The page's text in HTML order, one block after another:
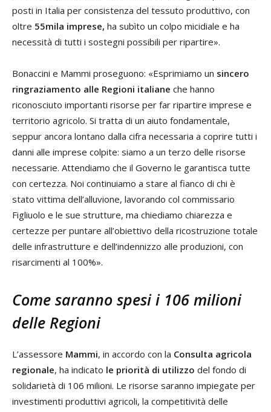
posti in Italia per consistenza del tessuto produttivo, con
oltre 55mila imprese, ha subìto un colpo micidiale e ha
necessità di tutti i sostegni possibili per ripartire».
Bonaccini e Mammi proseguono: «Esprimiamo un sincero
ringraziamento alle Regioni italiane che hanno
riconosciuto importanti risorse per far ripartire imprese e
territorio agricolo. Si tratta di un aiuto fondamentale,
seppur ancora lontano dalla cifra necessaria a coprire tutti i
danni alle imprese colpite: siamo a un terzo delle risorse
necessarie. Attendiamo che il Governo le garantisca tutte
con certezza. Noi continuiamo a stare al fianco di chi è
stato vittima dell’alluvione, lavorando col commissario
Figliuolo e le sue strutture, ma chiediamo chiarezza e
certezze per puntare all’obiettivo della ricostruzione totale
delle infrastrutture e dell’indennizzo alle produzioni, con
risarcimenti al 100%».
Come saranno spesi i 106 milioni
delle Regioni
L’assessore Mammi, in accordo con la Consulta agricola
regionale, ha indicato le priorità di utilizzo del fondo di
solidarietà di 106 milioni. Le risorse saranno impiegate per
investimenti produttivi agricoli, la competitività delle